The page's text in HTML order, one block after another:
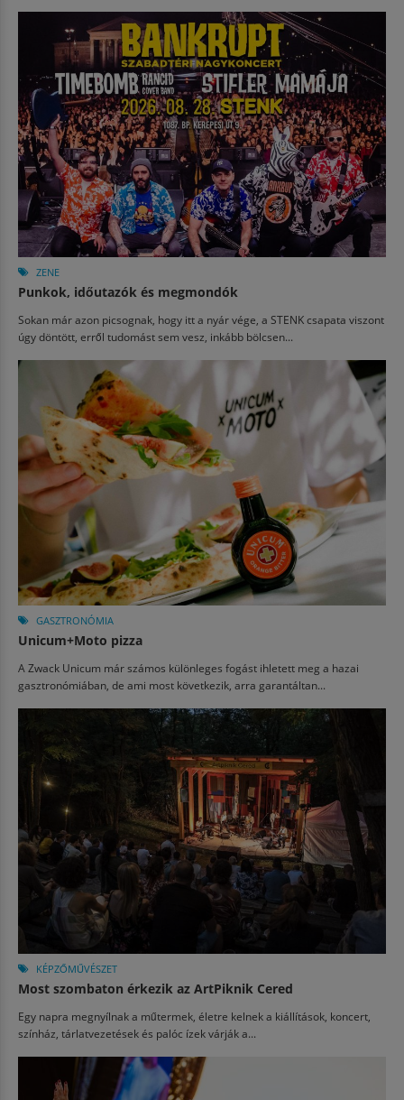
ZENE
Punkok, időutazók és megmondók
Sokan már azon picsognak, hogy itt a nyár vége, a STENK csapata viszont
úgy döntött, erről tudomást sem vesz, inkább bölcsen...
GASZTRONÓMIA
Unicum+Moto pizza
A Zwack Unicum már számos különleges fogást ihletett meg a hazai
gasztronómiában, de ami most következik, arra garantáltan...
KÉPZŐMŰVÉSZET
Most szombaton érkezik az ArtPiknik Cered
Egy napra megnyílnak a műtermek, életre kelnek a kiállítások, koncert,
színház, tárlatvezetések és palóc ízek várják a...